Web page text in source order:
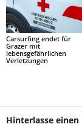
Carsurfing endet für
Grazer mit
lebensgefährlichen
Verletzungen
Hinterlasse